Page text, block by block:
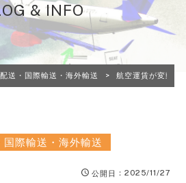
& INFO
送・国際輸送・海外輸送 > 航空運賃が変動す
際輸送・海外輸送
公開日 ：2025/11/27